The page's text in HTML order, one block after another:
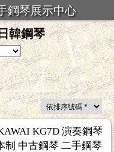
鋼琴展示中心
韓鋼琴
KG7D 演奏鋼琴
制 中古鋼琴 二手鋼琴